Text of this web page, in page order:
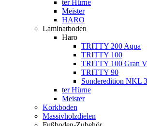
ter Hürne
Meister
HARO
Laminatboden
Haro
TRITTY 200 Aqua
TRITTY 100
TRITTY 100 Gran
TRITTY 90
Sonderedition NKL
ter Hürne
Meister
Korkboden
Massivholzdielen